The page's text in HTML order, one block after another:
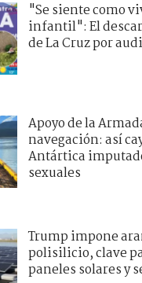
"Se siente como
infantil": El
de La Cruz por
Apoyo de la
navegación: así
Antártica
sexuales
Trump impone
polisilicio, clave
paneles solares y